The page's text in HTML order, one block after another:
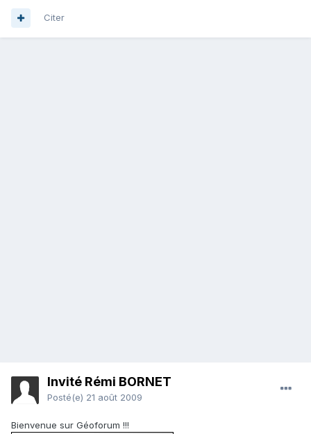
Citer
Invité Rémi BORNET
Posté(e) 21 août 2009
Bienvenue sur Géoforum !!!